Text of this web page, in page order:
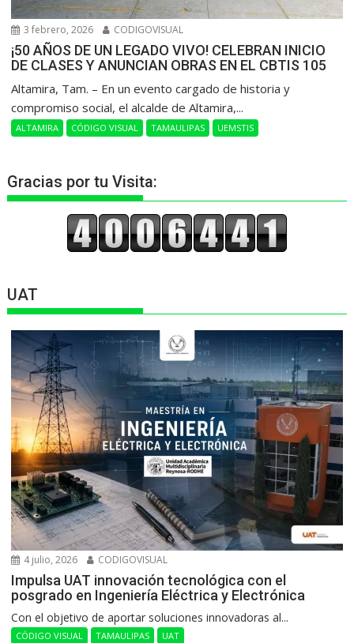
3 febrero, 2026 CODIGOVISUAL
¡50 AÑOS DE UN LEGADO VIVO! CELEBRAN INICIO
DE CLASES Y ANUNCIAN OBRAS EN EL CBTIS 105
Altamira, Tam. – En un evento cargado de historia y
compromiso social, el alcalde de Altamira,...
ALTAMIRA CÓDIGO VISUAL TAMAULIPAS UEMSTIS
Gracias por tu Visita:
UAT
4 julio, 2026 CODIGOVISUAL
Impulsa UAT innovación tecnológica con el
posgrado en Ingeniería Eléctrica y Electrónica
Con el objetivo de aportar soluciones innovadoras al...
CÓDIGO VISUAL TAMAULIPAS UAT